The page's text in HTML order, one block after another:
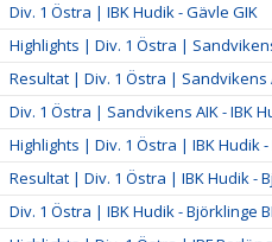
Div. 1 Östra | IBK Hudik - Gävle GIK
Highlights | Div. 1 Östra |
Resultat | Div. 1 Östra | Sandvikens
Div. 1 Östra | Sandvikens AIK - IBK
Highlights | Div. 1 Östra | IBK Hudik
Resultat | Div. 1 Östra | IBK Hudik -
Div. 1 Östra | IBK Hudik - Björklinge